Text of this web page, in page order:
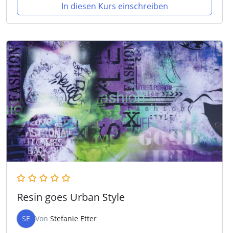
In diesen Kurs einschreiben
Resin goes Urban Style
SE Von Stefanie Etter